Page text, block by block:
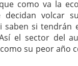
como va la
decidan volcar
saben si tendrán
el sector del
su peor año